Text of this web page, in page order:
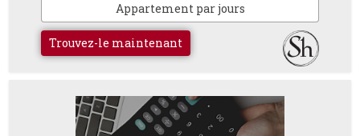
Appartement par jours
Trouvez-le maintenant